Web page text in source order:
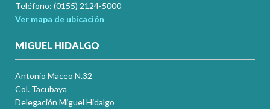
Teléfono: (0155) 2124-5000
Ver mapa de ubicación
MIGUEL HIDALGO
Antonio Maceo N.32
Col. Tacubaya
Delegación Miguel Hidalgo